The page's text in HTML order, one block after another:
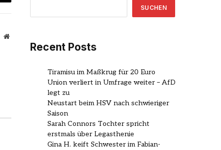
Website
SUCHEN
Recent Posts
Tiramisu im Maßkrug für 20 Euro
Union verliert in Umfrage weiter – AfD
legt zu
Neustart beim HSV nach schwieriger
Saison
Sarah Connors Tochter spricht
erstmals über Legasthenie
Gina H. keift Schwester im Fabian-